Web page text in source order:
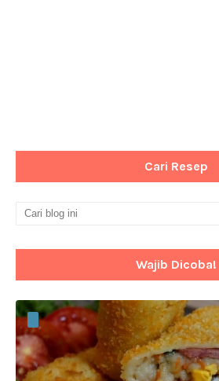
Cari Resep
Wajib Dicoba!